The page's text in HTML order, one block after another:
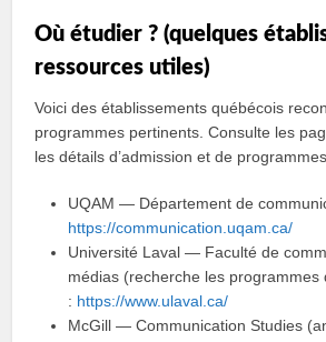
Où étudier ? (quelques
ressources utiles)
Voici des établissements québécois
programmes pertinents. Consulte les
les détails d’admission et de programmes.
UQAM — Département de
https://communication.uqam.ca/
Université Laval — Faculté de
médias (recherche les programmes
: https://www.ulaval.ca/
McGill — Communication Studies